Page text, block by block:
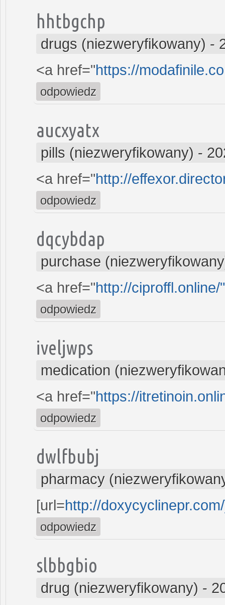
hhtbgchp
drugs (niezweryfikowany) -
<a href="https://
odpowiedz
aucxyatx
pills (niezweryfikowany) -
<a href="http://
odpowiedz
dqcybdap
purchase
<a href="http://
odpowiedz
iveljwps
medication
<a href="https://
odpowiedz
dwlfbubj
pharmacy
[url=http://
odpowiedz
slbbgbio
drug (niezweryfikowany) -